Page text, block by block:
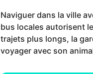
Naviguer dans la ville
bus locales autorisent
trajets plus longs, la
voyager avec son